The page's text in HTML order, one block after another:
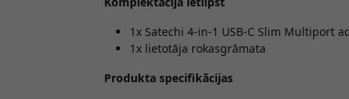
1x Satechi 4-in-1 USB-C Slim Multiport
1x lietotāja rokasgrāmata
Produkta specifikācijas